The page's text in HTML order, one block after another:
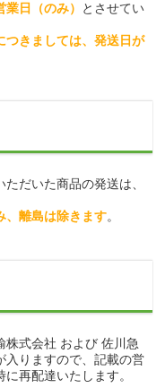
業日（のみ） とさせてい
つきましては、発送日が
だいた商品の発送は、
、離島は除きます。
株式会社 および 佐川急
入りますので、記載の営
再配達いたします。